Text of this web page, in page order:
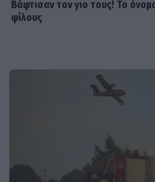
Βάφτισαν τον γιο τους! Το
φίλους